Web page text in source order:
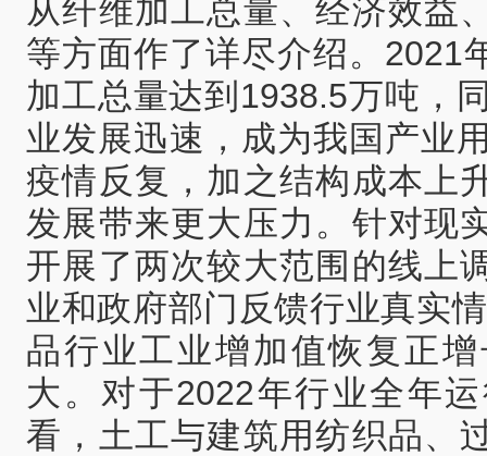
从纤维加工总量、经济效益
等方面作了详尽介绍。2021
加工总量达到1938.5万吨，
业发展迅速，成为我国产业
疫情反复，加之结构成本上
发展带来更大压力。针对现
开展了两次较大范围的线上
业和政府部门反馈行业真实
品行业工业增加值恢复正
大。对于2022年行业全年
看，土工与建筑用纺织品、